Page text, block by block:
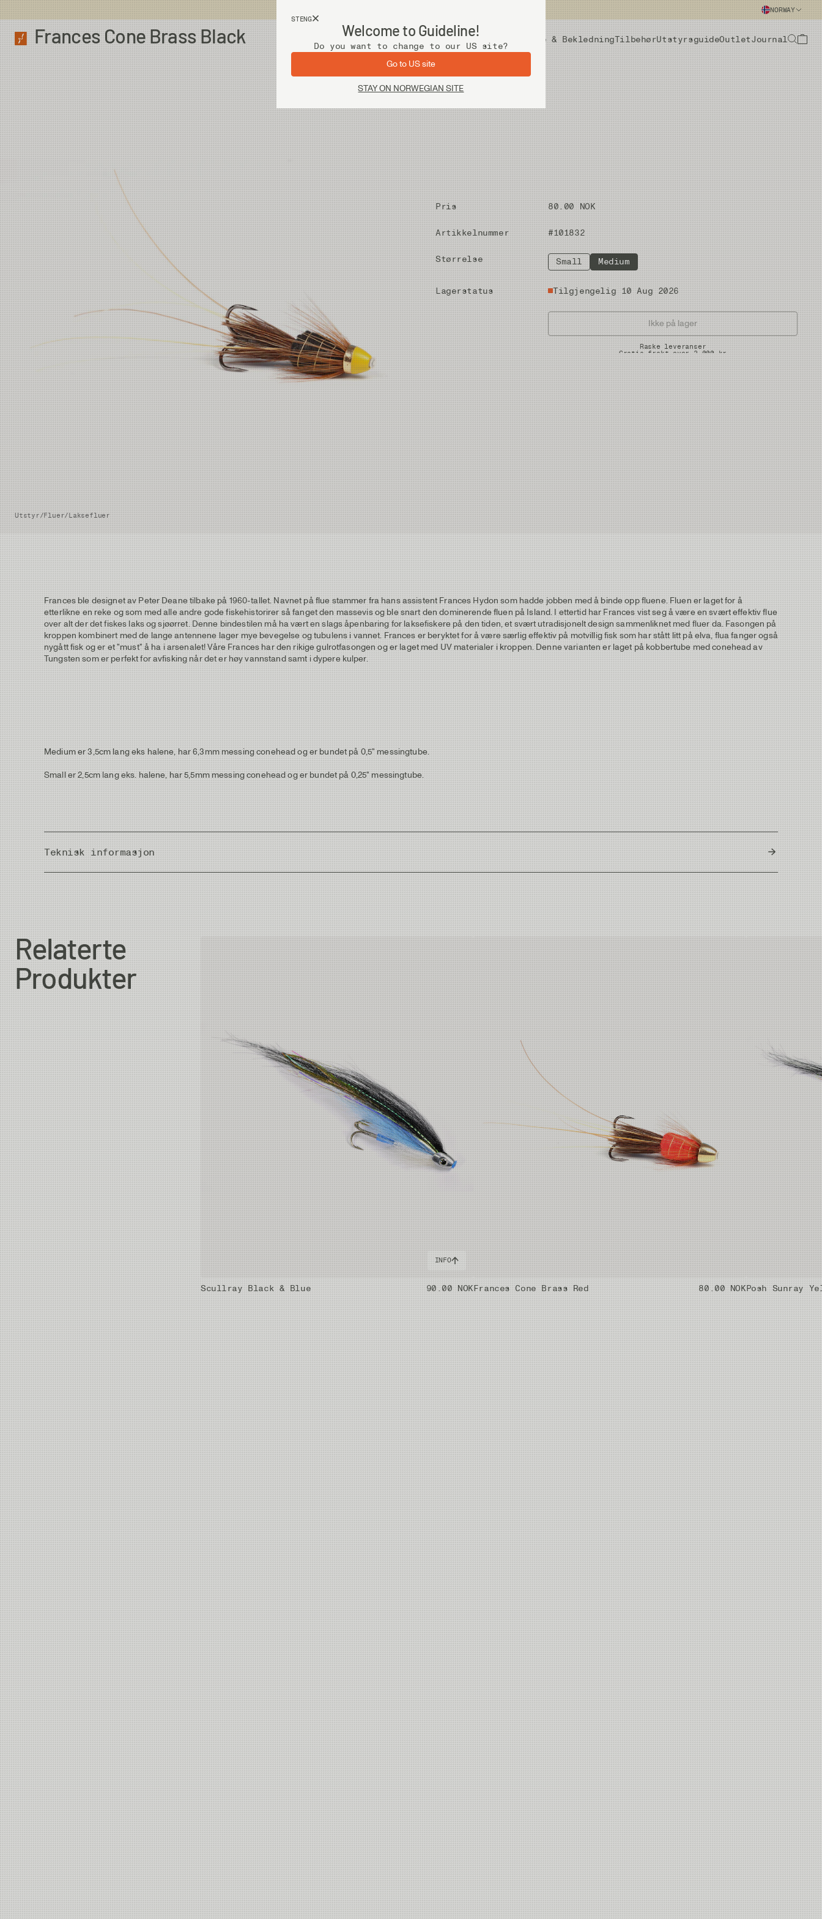
STENG
Welcome to Guideline!
Do you want to change to our US site?
Go to US site
STAY ON NORWEGIAN SITE
NORWAY
Frances Cone Brass Black Vadere & BekledningTilbehørUtstyrsguideOutletJournal
Utstyr/Fluer/Laksefluer
Pris 80.00 NOK
Artikkelnummer #101832
Størrelse Small Medium
Lagerstatus Tilgjengelig 10 Aug 2026
Ikke på lager
Raske leveranser
Gratis frakt over 2.000 kr
Frances ble designet av Peter Deane tilbake på 1960-tallet. Navnet på flue stammer fra hans assistent Frances Hydon som hadde jobben med å binde opp fluene. Fluen er laget for å
etterlikne en reke og som med alle andre gode fiskehistorirer så fanget den massevis og ble snart den dominerende fluen på Island. I ettertid har Frances vist seg å være en svært effektiv flue
over alt der det fiskes laks og sjøørret. Denne bindestilen må ha vært en slags åpenbaring for laksefiskere på den tiden, et svært utradisjonelt design sammenliknet med fluer da. Fasongen på
kroppen kombinert med de lange antennene lager mye bevegelse og tubulens i vannet. Frances er beryktet for å være særlig effektiv på motvillig fisk som har stått litt på elva, flua fanger også
nygått fisk og er et "must" å ha i arsenalet! Våre Frances har den rikige gulrotfasongen og er laget med UV materialer i kroppen. Denne varianten er laget på kobbertube med conehead av
Tungsten som er perfekt for avfisking når det er høy vannstand samt i dypere kulper.
Medium er 3,5cm lang eks halene, har 6,3mm messing conehead og er bundet på 0,5" messingtube.
Small er 2,5cm lang eks. halene, har 5,5mm messing conehead og er bundet på 0,25" messingtube.
Teknisk informasjon
Country of Origin Thailand
Relaterte
Produkter
INFO
Scullray Black & Blue 90.00 NOKFrances Cone Brass Red 80.00 NOKPosh Sunray